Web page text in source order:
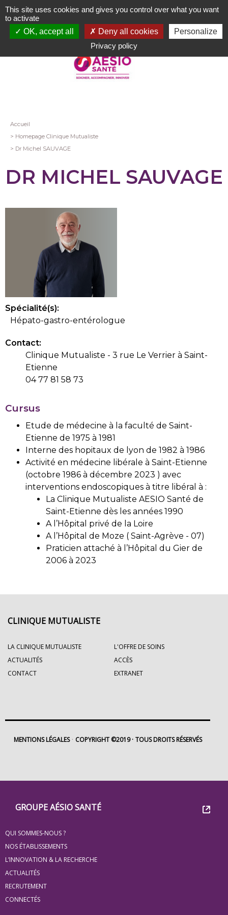
Aller
au
contenu
Fil
d'Ariane
Accueil
Homepage Clinique Mutualiste
Dr Michel SAUVAGE
DR MICHEL SAUVAGE
Spécialité(s):
Hépato-gastro-entérologue
Contact:
Clinique Mutualiste - 3 rue Le Verrier à Saint-
Etienne
04 77 81 58 73
Cursus
Etude de médecine à la faculté de Saint-
Etienne de 1975 à 1981
Interne des hopitaux de lyon de 1982 à 1986
Activité en médecine libérale à Saint-Etienne
(octobre 1986 à décembre 2023 ) avec
interventions endoscopiques à titre libéral à :
La Clinique Mutualiste AESIO Santé de
Saint-Etienne dès les années 1990
A l’Hôpital privé de la Loire
A l’Hôpital de Moze ( Saint-Agrève - 07)
Praticien attaché à l’Hôpital du Gier de
2006 à 2023
Groupe
Eovi
pour
les
minis
site
GROUPE AÉSIO SANTÉ
QUI SOMMES-NOUS ?
NOS ÉTABLISSEMENTS
L’INNOVATION & LA RECHERCHE
ACTUALITÉS
RECRUTEMENT
CONNECTÉS
CLINIQUE MUTUALISTE
LA CLINIQUE MUTUALISTE
L'OFFRE DE SOINS
ACTUALITÉS
ACCÈS
CONTACT
EXTRANET
MENTIONS LÉGALES COPYRIGHT ©2019 TOUS DROITS RÉSERVÉS
This site uses cookies and gives you control over what you want
to activate
OK, accept all
Deny all cookies
Personalize
Privacy policy